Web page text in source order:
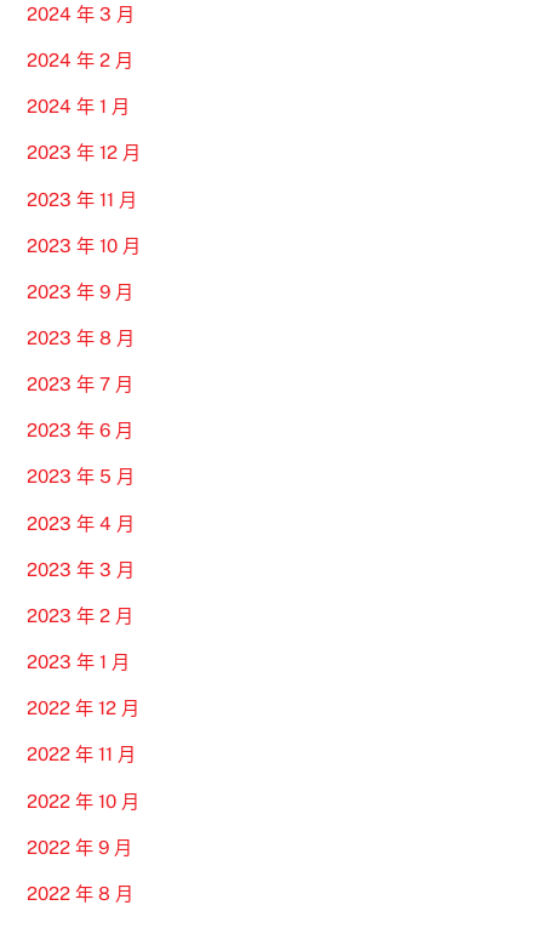
2024 年 3 月
2024 年 2 月
2024 年 1 月
2023 年 12 月
2023 年 11 月
2023 年 10 月
2023 年 9 月
2023 年 8 月
2023 年 7 月
2023 年 6 月
2023 年 5 月
2023 年 4 月
2023 年 3 月
2023 年 2 月
2023 年 1 月
2022 年 12 月
2022 年 11 月
2022 年 10 月
2022 年 9 月
2022 年 8 月